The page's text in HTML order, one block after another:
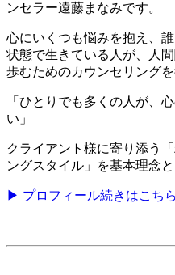
ンセラー遠藤まなみです。
心にいくつも悩みを抱え、
状態で生きている人が、人
歩むためのカウンセリングを
「ひとりでも多くの人が、
い」
クライアント様に寄り添う
ングスタイル」を基本理念と
▶ プロフィール続きはこちら